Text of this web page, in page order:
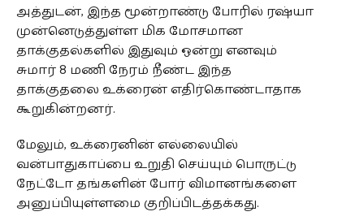
அத்துடன், இந்த மூன்றாண்டு போரில் ரஷ்யா
முன்னெடுத்துள்ள மிக மோசமான
தாக்குதல்களில் இதுவும் ஒன்று எனவும்
சுமார் 8 மணி நேரம் நீண்ட இந்த
தாக்குதலை உக்ரைன் எதிர்கொண்டாதாக
கூறுகின்றனர்.
மேலும், உக்ரைனின் எல்லையில்
வன்பாதுகாப்பை உறுதி செய்யும் பொருட்டு
நேட்டோ தங்களின் போர் விமானங்களை
அனுப்பியுள்ளமை குறிப்பிடத்தக்கது.